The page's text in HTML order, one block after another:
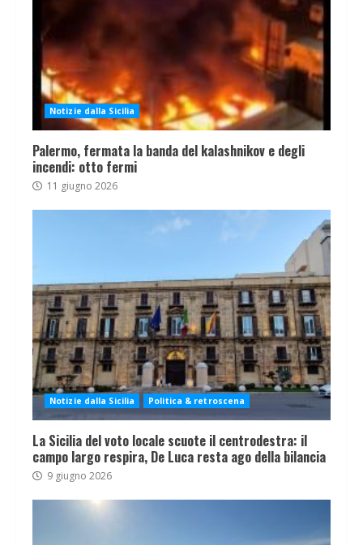
Notizie dalla Sicilia
Palermo, fermata la banda del kalashnikov e degli
incendi: otto fermi
11 giugno 2026
Notizie dalla Sicilia Politica & retroscena
La Sicilia del voto locale scuote il centrodestra: il
campo largo respira, De Luca resta ago della bilancia
9 giugno 2026